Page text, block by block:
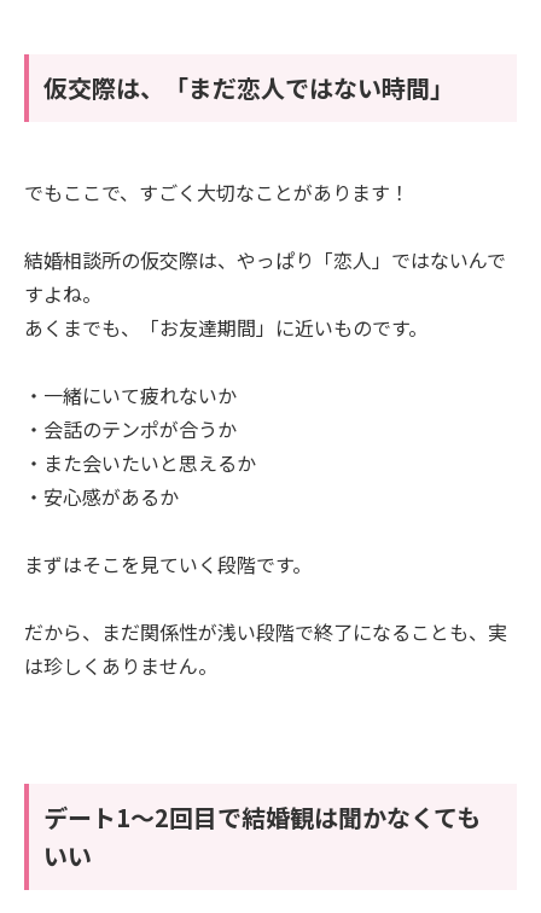
仮交際は、「まだ恋人ではない時間」
でもここで、すごく大切なことがあります！
結婚相談所の仮交際は、やっぱり「恋人」ではないんで
すよね。
あくまでも、「お友達期間」に近いものです。
・一緒にいて疲れないか
・会話のテンポが合うか
・また会いたいと思えるか
・安心感があるか
まずはそこを見ていく段階です。
だから、まだ関係性が浅い段階で終了になることも、実
は珍しくありません。
デート1〜2回目で結婚観は聞かなくても
いい